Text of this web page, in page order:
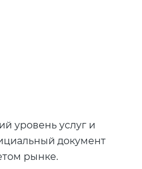
уровень услуг и
документ
рынке.